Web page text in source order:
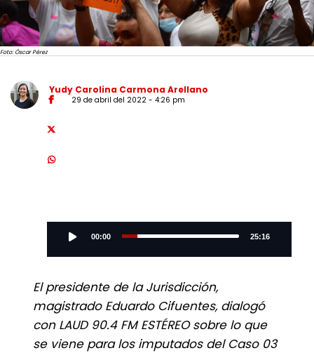
Foto: Óscar Pérez
Yudy Carolina Carmona Arellano
29 de abril del 2022 - 4:26 pm
Audio
Player00:00 25:16
El presidente de la Jurisdicción,
magistrado Eduardo Cifuentes, dialogó
con LAUD 90.4 FM ESTÉREO sobre lo que
se viene para los imputados del Caso 03